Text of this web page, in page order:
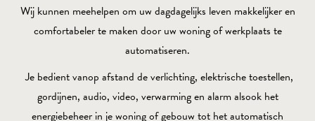
Wij kunnen meehelpen om uw dagdagelijks leven makkelijker en
comfortabeler te maken door uw woning of werkplaats te
automatiseren.
Je bedient vanop afstand de verlichting, elektrische toestellen,
gordijnen, audio, video, verwarming en alarm alsook het
energiebeheer in je woning of gebouw tot het automatisch